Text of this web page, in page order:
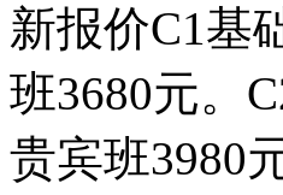
新报价C1基
班3680元。
贵宾班3980